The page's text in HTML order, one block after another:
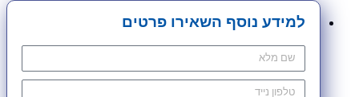
למידע נוסף השאירו פרטים